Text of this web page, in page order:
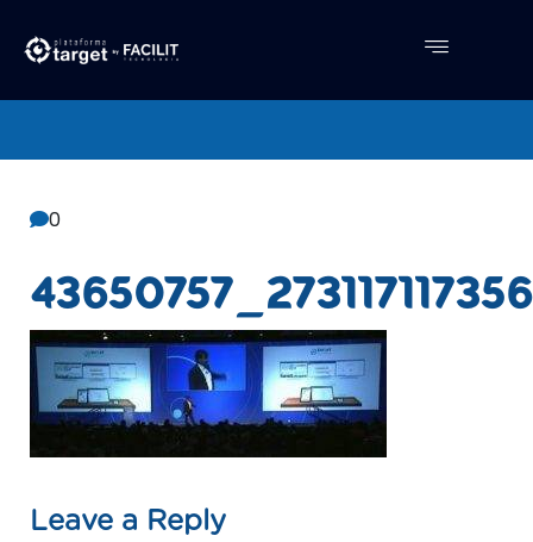
Facilit
0
Leave a Reply